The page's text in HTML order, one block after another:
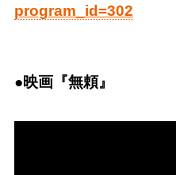
program_id=302
●映画『無頼』